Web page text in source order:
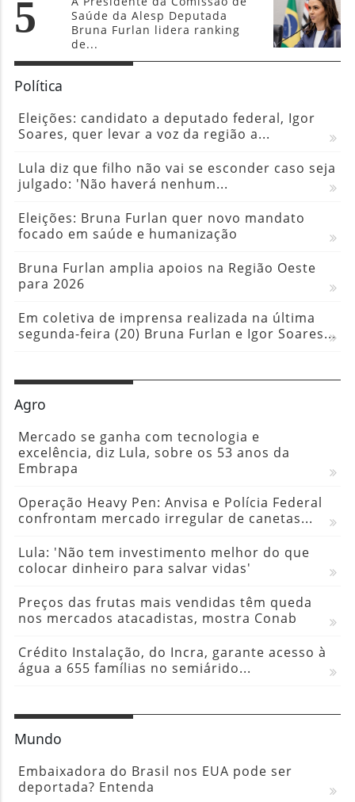
5
Saúde da Alesp Deputada
Bruna Furlan lidera ranking
de...
Política
Eleições: candidato a deputado federal, Igor
Soares, quer levar a voz da região a...
Lula diz que filho não vai se esconder caso seja
julgado: 'Não haverá nenhum...
Eleições: Bruna Furlan quer novo mandato
focado em saúde e humanização
Bruna Furlan amplia apoios na Região Oeste
para 2026
Em coletiva de imprensa realizada na última
segunda-feira (20) Bruna Furlan e Igor Soares...
Agro
Mercado se ganha com tecnologia e
excelência, diz Lula, sobre os 53 anos da
Embrapa
Operação Heavy Pen: Anvisa e Polícia Federal
confrontam mercado irregular de canetas...
Lula: 'Não tem investimento melhor do que
colocar dinheiro para salvar vidas'
Preços das frutas mais vendidas têm queda
nos mercados atacadistas, mostra Conab
Crédito Instalação, do Incra, garante acesso à
água a 655 famílias no semiárido...
Mundo
Embaixadora do Brasil nos EUA pode ser
deportada? Entenda